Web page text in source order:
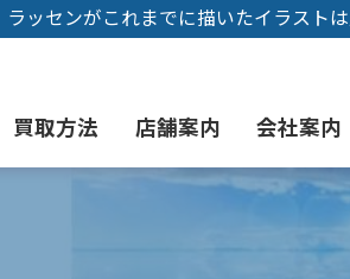
内
容
キ
ッ
プ
ッセンがこれまでに描いたイラスト
買取方法 店舗案内 会社案内